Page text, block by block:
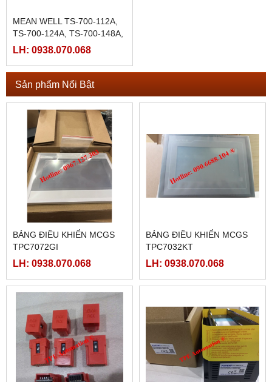
MEAN WELL TS-700-112A,
TS-700-124A, TS-700-148A,
TS-700-212B, TS-700-224B,
LH: 0938.070.068
Sản phẩm Nổi Bật
BẢNG ĐIỀU KHIỂN MCGS
TPC7072GI
LH: 0938.070.068
BẢNG ĐIỀU KHIỂN MCGS
TPC7032KT
LH: 0938.070.068